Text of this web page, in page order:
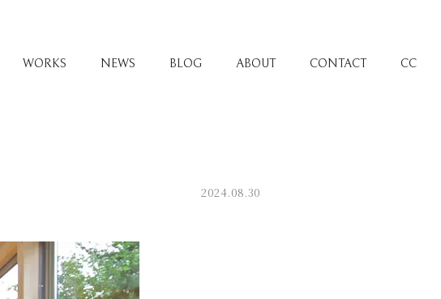
WORKS NEWS BLOG ABOUT CONTACT CC
2024.08.30